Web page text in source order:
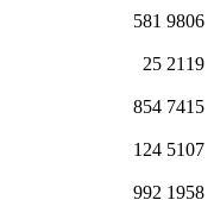
9806
581
2119
25
7415
854
5107
124
1958
992